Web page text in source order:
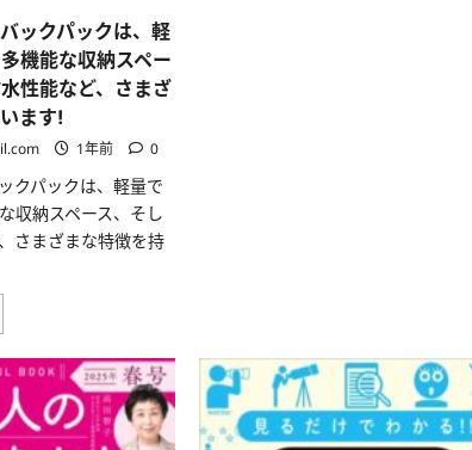
ックパックは、軽
機能な収納スペー
性能など、さまざ
ます!
1年前 0
クパックは、軽量で
収納スペース、そし
さまざまな特徴を持